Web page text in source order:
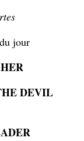
jour
DEVIL